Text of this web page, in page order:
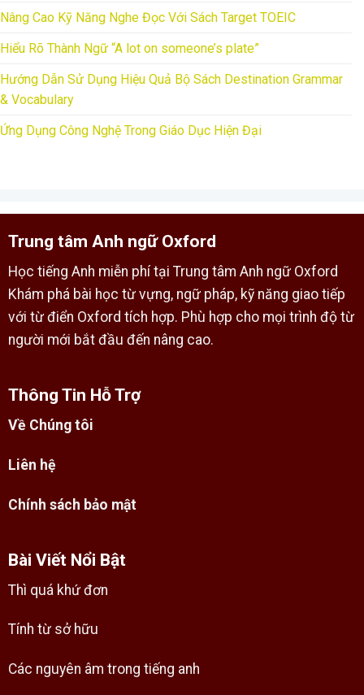
Nâng Cao Kỹ Năng Nghe Đọc Với Sách Target TOEIC
Hiểu Rõ Thành Ngữ “A lot on someone’s plate”
Hướng Dẫn Sử Dụng Hiệu Quả Bộ Sách Destination Grammar
& Vocabulary
Ứng Dụng Công Nghệ Trong Giáo Dục Hiện Đại
Trung tâm Anh ngữ Oxford
Học tiếng Anh miễn phí tại Trung tâm Anh ngữ Oxford
Khám phá bài học từ vựng, ngữ pháp, kỹ năng giao tiếp
với từ điển Oxford tích hợp. Phù hợp cho mọi trình độ từ
người mới bắt đầu đến nâng cao.
Thông Tin Hỗ Trợ
Về Chúng tôi
Liên hệ
Chính sách bảo mật
Bài Viết Nổi Bật
Thì quá khứ đơn
Tính từ sở hữu
Các nguyên âm trong tiếng anh